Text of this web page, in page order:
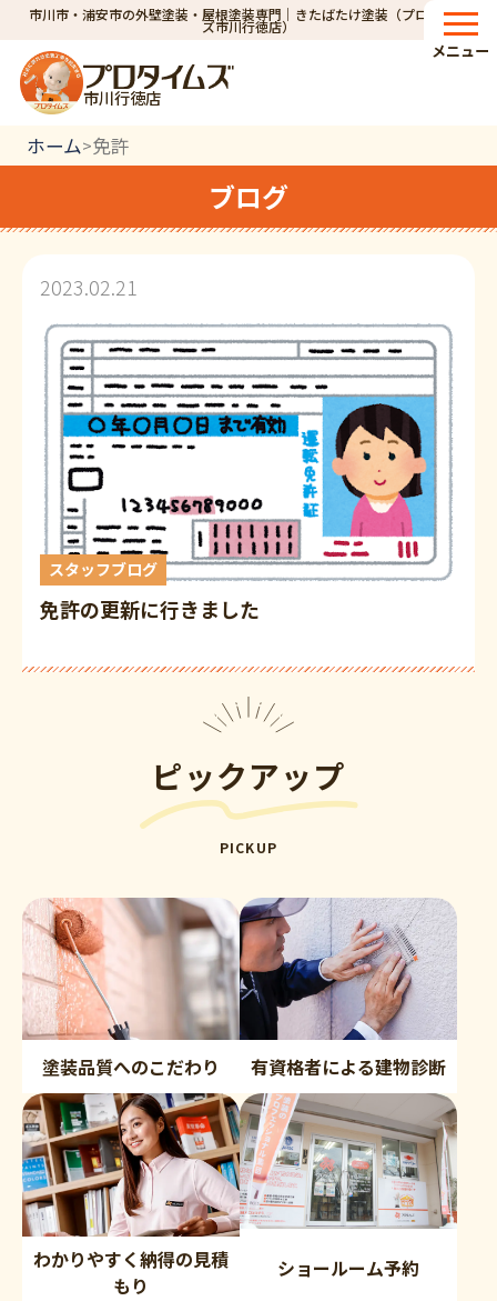
市川市・浦安市の外壁塗装・屋根塗装専門｜きたばたけ塗装（プロタイム
ズ市川行徳店）
市川行徳店
メニュー
ホーム>免許
ブログ
2023.02.21
スタッフブログ
免許の更新に行きました
ピックアップ
PICKUP
塗装品質へのこだわり 有資格者による建物診断
わかりやすく納得の見積
もり
ショールーム予約